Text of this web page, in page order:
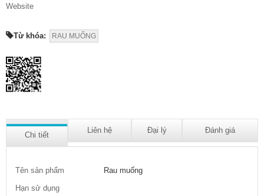
Website
Từ khóa: RAU MUỐNG
Chi tiết
Liên hệ Đại lý Đánh giá
Tên sản phẩm
Rau muống
Hạn sử dụng